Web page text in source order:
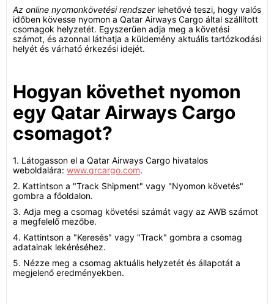
Az online nyomonkövetési rendszerlehetővé teszi, hogy valós
időben kövesse nyomon a Qatar Airways Cargo által szállított
csomagok helyzetét. Egyszerűen adja meg a követési
számot, és azonnal láthatja a küldemény aktuális tartózkodási
helyét és várható érkezési idejét.
Hogyan követhet nyomon
egy Qatar Airways Cargo
csomagot?
1. Látogasson el a Qatar Airways Cargo hivatalos
weboldalára: www.qrcargo.com.
2. Kattintson a "Track Shipment" vagy "Nyomon követés"
gombra a főoldalon.
3. Adja meg a csomag követési számát vagy az AWB számot
a megfelelő mezőbe.
4. Kattintson a "Keresés" vagy "Track" gombra a csomag
adatainak lekéréséhez.
5. Nézze meg a csomag aktuális helyzetét és állapotát a
megjelenő eredményekben.